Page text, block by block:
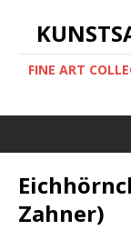
FINE ART
Zahner)